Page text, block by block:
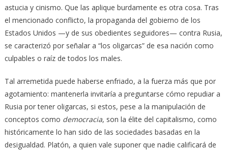
astucia y cinismo. Que las aplique burdamente es otra cosa. Tras
el mencionado conflicto, la propaganda del gobierno de los
Estados Unidos —y de sus obedientes seguidores— contra Rusia,
se caracterizó por señalar a “los oligarcas” de esa nación como
culpables o raíz de todos los males.
Tal arremetida puede haberse enfriado, a la fuerza más que por
agotamiento: mantenerla invitaría a preguntarse cómo repudiar a
Rusia por tener oligarcas, si estos, pese a la manipulación de
conceptos como democracia, son la élite del capitalismo, como
históricamente lo han sido de las sociedades basadas en la
desigualdad. Platón, a quien vale suponer que nadie calificará de